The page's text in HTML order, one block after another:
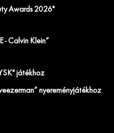
Awards 2026"
- Calvin Klein”
játékhoz
nyereményjátékhoz